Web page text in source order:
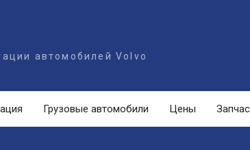
автомобилей Volvo
Грузовые автомобили Цены